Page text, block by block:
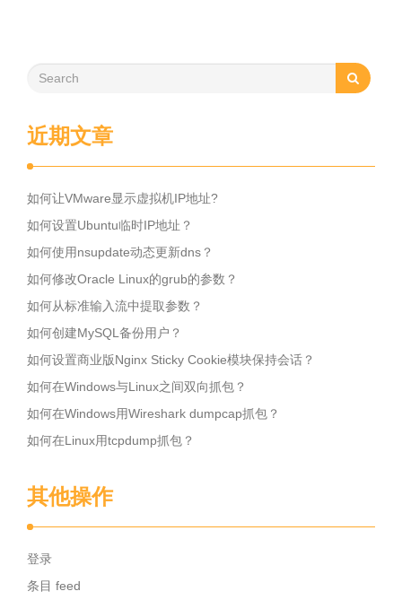
近期文章
如何让VMware显示虚拟机IP地址?
如何设置Ubuntu临时IP地址？
如何使用nsupdate动态更新dns？
如何修改Oracle Linux的grub的参数？
如何从标准输入流中提取参数？
如何创建MySQL备份用户？
如何设置商业版Nginx Sticky Cookie模块保持会话？
如何在Windows与Linux之间双向抓包？
如何在Windows用Wireshark dumpcap抓包？
如何在Linux用tcpdump抓包？
其他操作
登录
条目 feed